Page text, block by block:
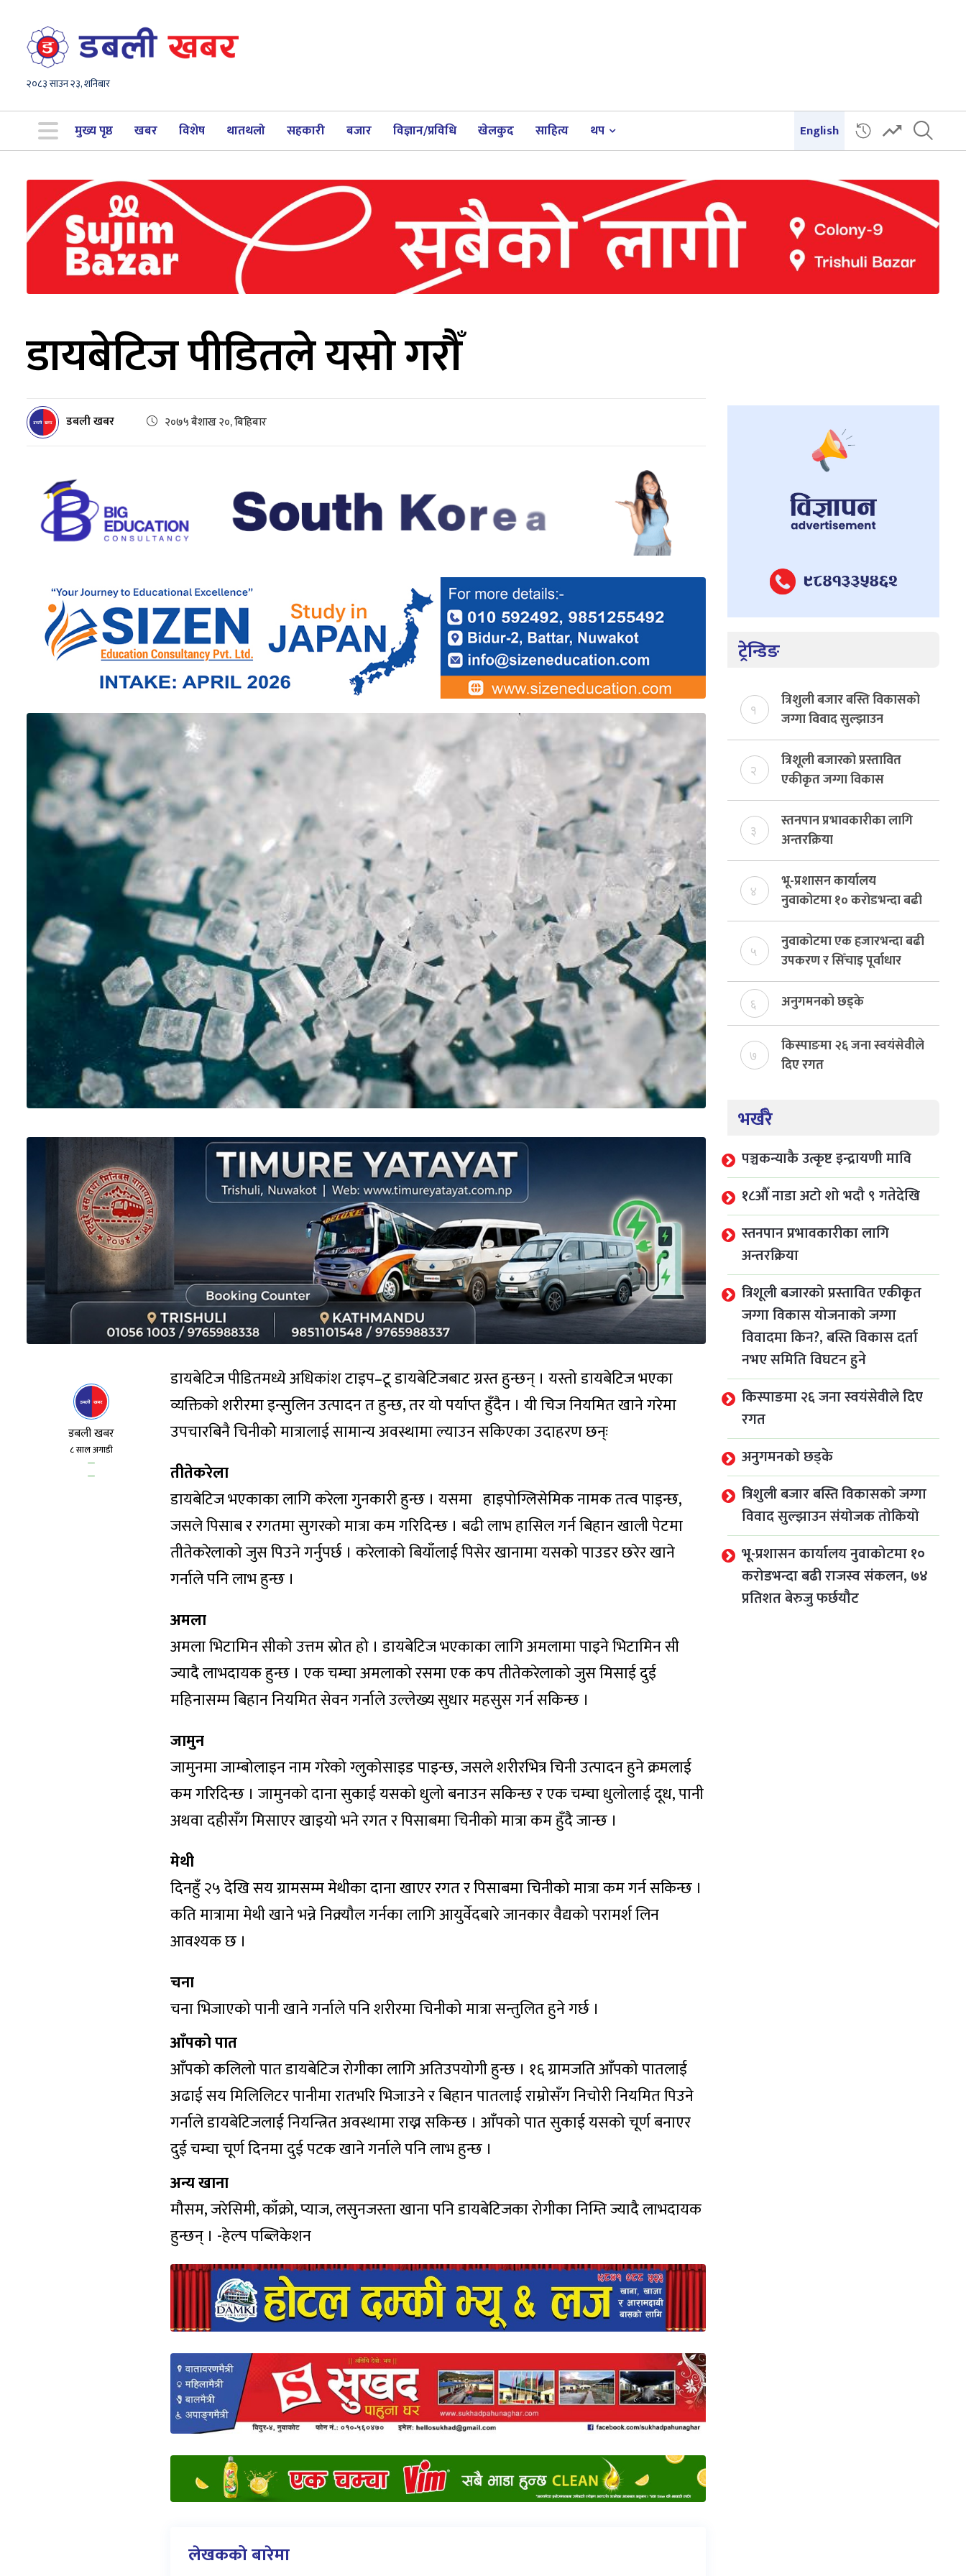
२०८३ साउन २३, शनिबार
मुख्य पृष्ठ खबर विशेष थातथलो सहकारी बजार विज्ञान/प्रविधि खेलकुद साहित्य थप English
डायबेटिज पीडितले यसो गरौँ
डबली खबर २०७५ बैशाख २०, बिहिबार
डबली खबर
८ साल अगाडी
डायबेटिज पीडितमध्ये अधिकांश टाइप–टू डायबेटिजबाट ग्रस्त हुन्छन् । यस्तो डायबेटिज भएका
व्यक्तिको शरीरमा इन्सुलिन उत्पादन त हुन्छ, तर यो पर्याप्त हुँदैन । यी चिज नियमित खाने गरेमा
उपचारबिनै चिनीकोे मात्रालाई सामान्य अवस्थामा ल्याउन सकिएका उदाहरण छन्ः
तीतेकरेला
डायबेटिज भएकाका लागि करेला गुनकारी हुन्छ । यसमा हाइपोग्लिसेमिक नामक तत्व पाइन्छ,
जसले पिसाब र रगतमा सुगरको मात्रा कम गरिदिन्छ । बढी लाभ हासिल गर्न बिहान खाली पेटमा
तीतेकरेलाको जुस पिउने गर्नुपर्छ । करेलाको बियाँलाई पिसेर खानामा यसको पाउडर छरेर खाने
गर्नाले पनि लाभ हुन्छ ।
अमला
अमला भिटामिन सीको उत्तम स्रोत हो । डायबेटिज भएकाका लागि अमलामा पाइने भिटामिन सी
ज्यादै लाभदायक हुन्छ । एक चम्चा अमलाको रसमा एक कप तीतेकरेलाको जुस मिसाई दुई
महिनासम्म बिहान नियमित सेवन गर्नाले उल्लेख्य सुधार महसुस गर्न सकिन्छ ।
जामुन
जामुनमा जाम्बोलाइन नाम गरेको ग्लुकोसाइड पाइन्छ, जसले शरीरभित्र चिनी उत्पादन हुने क्रमलाई
कम गरिदिन्छ । जामुनको दाना सुकाई यसको धुलो बनाउन सकिन्छ र एक चम्चा धुलोलाई दूध, पानी
अथवा दहीसँग मिसाएर खाइयो भने रगत र पिसाबमा चिनीको मात्रा कम हुँदै जान्छ ।
मेथी
दिनहुँ २५ देखि सय ग्रामसम्म मेथीका दाना खाएर रगत र पिसाबमा चिनीको मात्रा कम गर्न सकिन्छ ।
कति मात्रामा मेथी खाने भन्ने निक्र्याैल गर्नका लागि आयुर्वेदबारे जानकार वैद्यको परामर्श लिन
आवश्यक छ ।
चना
चना भिजाएको पानी खाने गर्नाले पनि शरीरमा चिनीको मात्रा सन्तुलित हुने गर्छ ।
आँपको पात
आँपको कलिलो पात डायबेटिज रोगीका लागि अतिउपयोगी हुन्छ । १६ ग्रामजति आँपको पातलाई
अढाई सय मिलिलिटर पानीमा रातभरि भिजाउने र बिहान पातलाई राम्रोसँग निचोरी नियमित पिउने
गर्नाले डायबेटिजलाई नियन्त्रित अवस्थामा राख्न सकिन्छ । आँपको पात सुकाई यसको चूर्ण बनाएर
दुई चम्चा चूर्ण दिनमा दुई पटक खाने गर्नाले पनि लाभ हुन्छ ।
अन्य खाना
मौसम, जरेसिमी, काँक्रो, प्याज, लसुनजस्ता खाना पनि डायबेटिजका रोगीका निम्ति ज्यादै लाभदायक
हुन्छन् । -हेल्प पब्लिकेशन
लेखकको बारेमा
ट्रेन्डिङ
१
त्रिशुली बजार बस्ति विकासको
जग्गा विवाद सुल्झाउन
संयोजक तोकियो
२
त्रिशूली बजारको प्रस्तावित
एकीकृत जग्गा विकास
योजनाको जग्गा विवादमा
किन?, बस्ति विकास दर्ता नभए
समिति विघटन हुने
३
स्तनपान प्रभावकारीका लागि
अन्तरक्रिया
४
भू-प्रशासन कार्यालय
नुवाकोटमा १० करोडभन्दा बढी
राजस्व संकलन, ७४ प्रतिशत
बेरुजु फर्छयौट
५
नुवाकोटमा एक हजारभन्दा बढी
उपकरण र सिँचाइ पूर्वाधार
निर्माण
६ अनुगमनको छड्के
७
किस्पाङमा २६ जना स्वयंसेवीले
दिए रगत
भर्खरै
पञ्चकन्याकै उत्कृष्ट इन्द्रायणी मावि
१८औँ नाडा अटो शो भदौ ९ गतेदेखि
स्तनपान प्रभावकारीका लागि
अन्तरक्रिया
त्रिशूली बजारको प्रस्तावित एकीकृत
जग्गा विकास योजनाको जग्गा
विवादमा किन?, बस्ति विकास दर्ता
नभए समिति विघटन हुने
किस्पाङमा २६ जना स्वयंसेवीले दिए
रगत
अनुगमनको छड्के
त्रिशुली बजार बस्ति विकासको जग्गा
विवाद सुल्झाउन संयोजक तोकियो
भू-प्रशासन कार्यालय नुवाकोटमा १०
करोडभन्दा बढी राजस्व संकलन, ७४
प्रतिशत बेरुजु फर्छयौट